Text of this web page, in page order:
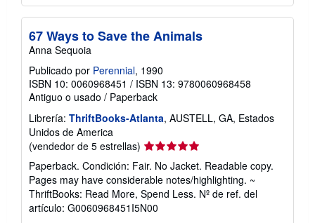
67 Ways to Save the Animals
Anna Sequoia
Publicado por Perennial, 1990
ISBN 10: 0060968451 / ISBN 13: 9780060968458
Antiguo o usado / Paperback
Librería: ThriftBooks-Atlanta, AUSTELL, GA, Estados
Unidos de America
(vendedor de 5 estrellas) Calificación
del
vendedor:
5
de
5
Paperback. Condición: Fair. No Jacket. Readable copy.
Pages may have considerable notes/highlighting. ~
ThriftBooks: Read More, Spend Less. Nº de ref. del
artículo: G0060968451I5N00